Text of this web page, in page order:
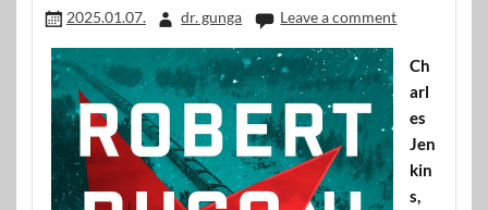
2025.01.07. dr. gunga Leave a comment
Ch
arl
es
Jen
kin
s,